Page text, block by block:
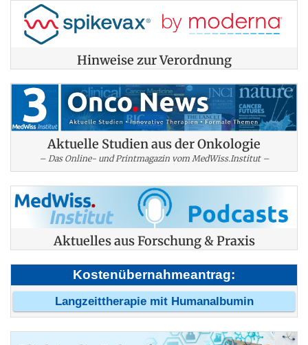
Hinweise zur Verordnung
Aktuelle Studien aus der Onkologie
– Das Online- und Printmagazin vom MedWiss.Institut –
Aktuelles aus Forschung & Praxis
Kostenübernahmeantrag:
Langzeittherapie mit Humanalbumin